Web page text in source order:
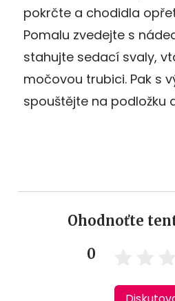
pokrčte a chodidla
Pomalu zvedejte s
stahujte sedací svaly,
močovou trubici. Pak s
spouštějte na podložku
Ohodnoťte
0